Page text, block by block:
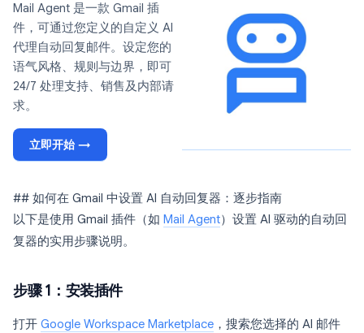
Mail Agent 是一款 Gmail 插
件，可通过您定义的自定义 AI
代理自动回复邮件。设定您的
语气风格、规则与边界，即可
24/7 处理支持、销售及内部请
求。
立即开始 →
## 如何在 Gmail 中设置 AI 自动回复器：逐步指南
以下是使用 Gmail 插件（如 Mail Agent）设置 AI 驱动的自动回
复器的实用步骤说明。
步骤 1：安装插件
打开 Google Workspace Marketplace ，搜索您选择的 AI 邮件